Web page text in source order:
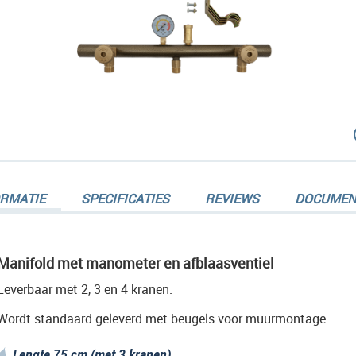
met manometer en afblaasventiel
met 2, 3 en 4 kranen.
standaard geleverd met beugels voor muurmontage
SPECIFICATIES REVIEWS